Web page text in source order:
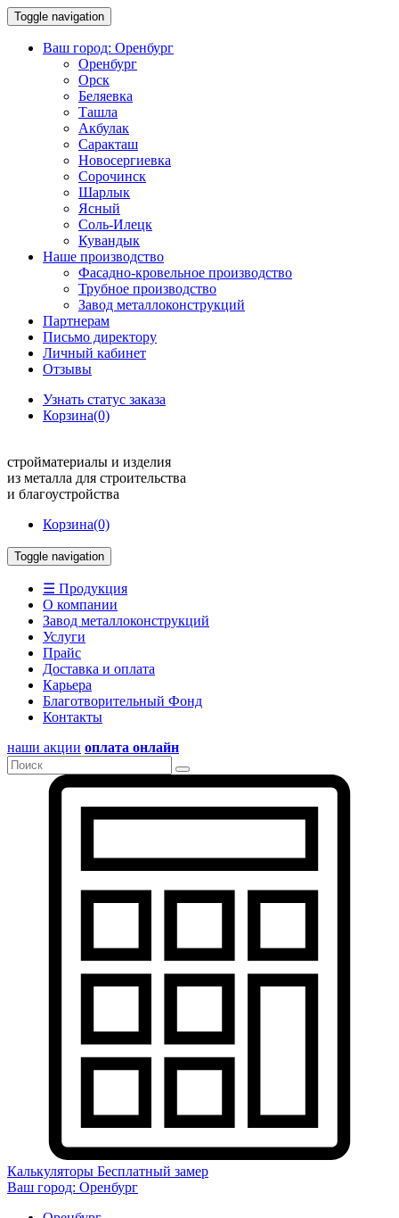
Toggle navigation
Ваш город: Оренбург
Оренбург
Орск
Беляевка
Ташла
Акбулак
Саракташ
Новосергиевка
Сорочинск
Шарлык
Ясный
Соль-Илецк
Кувандык
Наше производство
Фасадно-кровельное производство
Трубное производство
Завод металлоконструкций
Партнерам
Письмо директору
Личный кабинет
Отзывы
Узнать статус заказа
Корзина(0)
стройматериалы и изделия
из металла для строительства
и благоустройства
Корзина(0)
Toggle navigation
☰ Продукция
О компании
Завод металлоконструкций
Услуги
Прайс
Доставка и оплата
Карьера
Благотворительный Фонд
Контакты
наши акции оплата онлайн
Калькуляторы Бесплатный замер
Ваш город: Оренбург